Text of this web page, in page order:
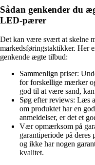
Sådan genkender du
LED-pærer
Det kan være svært at skelne
markedsføringstaktikker. Her
genkende ægte tilbud:
Sammenlign priser:
for forskellige mærker
god til at være sand,
Søg efter reviews: Læs
om produktet har en
anmeldelser, er det et
Vær opmærksom på
garantiperiode på
og ikke har nogen
kvalitet.